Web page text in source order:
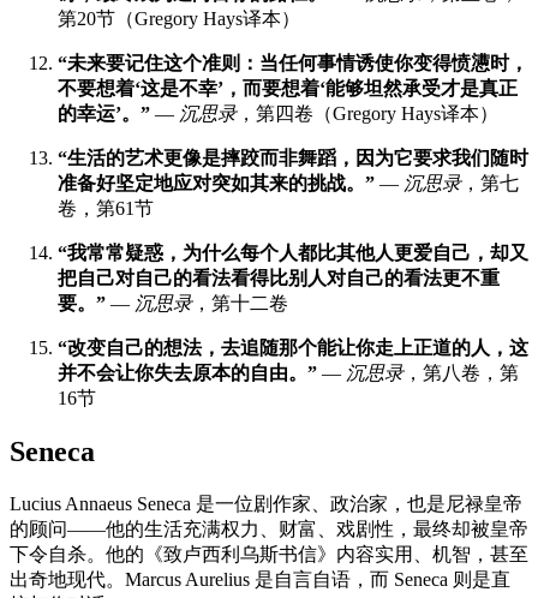
第20节（Gregory Hays译本）
“未来要记住这个准则：当任何事情诱使你变得愤懑时，
不要想着‘这是不幸’，而要想着‘能够坦然承受才是真正
的幸运’。” — 沉思录，第四卷（Gregory Hays译本）
“生活的艺术更像是摔跤而非舞蹈，因为它要求我们随时
准备好坚定地应对突如其来的挑战。” — 沉思录，第七
卷，第61节
“我常常疑惑，为什么每个人都比其他人更爱自己，却又
把自己对自己的看法看得比别人对自己的看法更不重
要。” — 沉思录，第十二卷
“改变自己的想法，去追随那个能让你走上正道的人，这
并不会让你失去原本的自由。” — 沉思录，第八卷，第
16节
Seneca
Lucius Annaeus Seneca 是一位剧作家、政治家，也是尼禄皇帝
的顾问——他的生活充满权力、财富、戏剧性，最终却被皇帝
下令自杀。他的《致卢西利乌斯书信》内容实用、机智，甚至
出奇地现代。Marcus Aurelius 是自言自语，而 Seneca 则是直